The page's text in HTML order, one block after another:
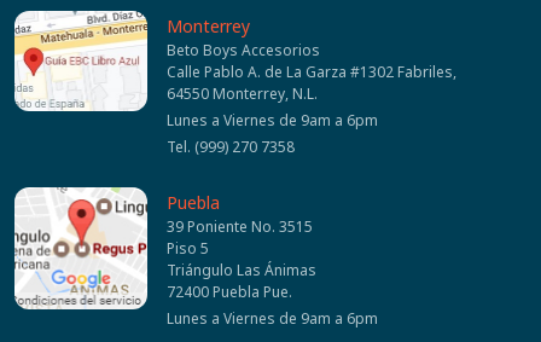
Monterrey
Beto Boys Accesorios
Calle Pablo A. de La Garza #1302 Fabriles,
64550 Monterrey, N.L.
Lunes a Viernes de 9am a 6pm
Tel. (999) 270 7358
Puebla
39 Poniente No. 3515
Piso 5
Triángulo Las Ánimas
72400 Puebla Pue.
Lunes a Viernes de 9am a 6pm